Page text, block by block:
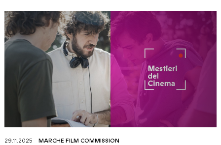
29.11.2025 MARCHE FILM COMMISSION